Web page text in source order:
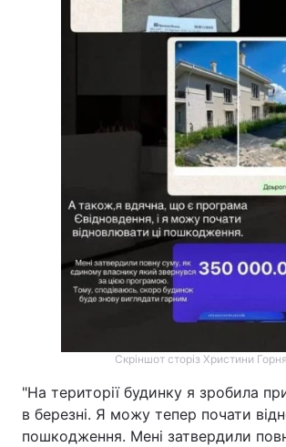
Тема оформлення
Скріншот сторіз Христини
"На території будинку я зробила
в березні. Я можу тепер почати
пошкодження. Мені затвердили